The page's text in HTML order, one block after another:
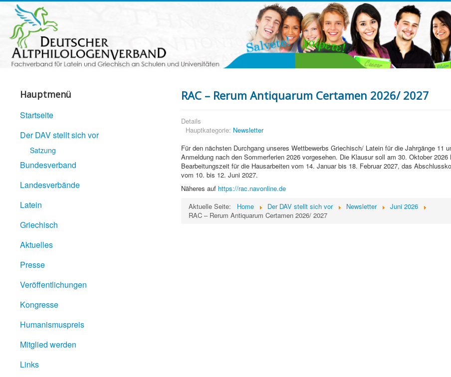
Hauptmenü
Startseite
Der DAV stellt sich vor
Satzung
Bundesverband
Landesverbände
Latein
Griechisch
Aktuelles
Presse
Veröffentlichungen
Kongresse
Humanismuspreis
Mitglied werden
Links
RAC – Rerum Antiquarum Certamen 2026/ 2027
Details
Hauptkategorie: Newsletter
Für den nächsten Durchgang unseres Wettbewerbs Griechisch/ Latein für die Jahrgänge 11
Anmeldung nach den Sommerferien 2026 vorgesehen. Die Klausur soll am 30. Oktober 2026
Bearbeitungszeit für die Hausarbeiten vom 14. Januar bis 18. Februar 2027, das
vom 10. bis 12. Juni 2027.
Näheres auf https://rac.navonline.de
Aktuelle Seite:
Home Der DAV stellt sich vor Newsletter
Juni 2026
RAC – Rerum Antiquarum Certamen 2026/ 2027